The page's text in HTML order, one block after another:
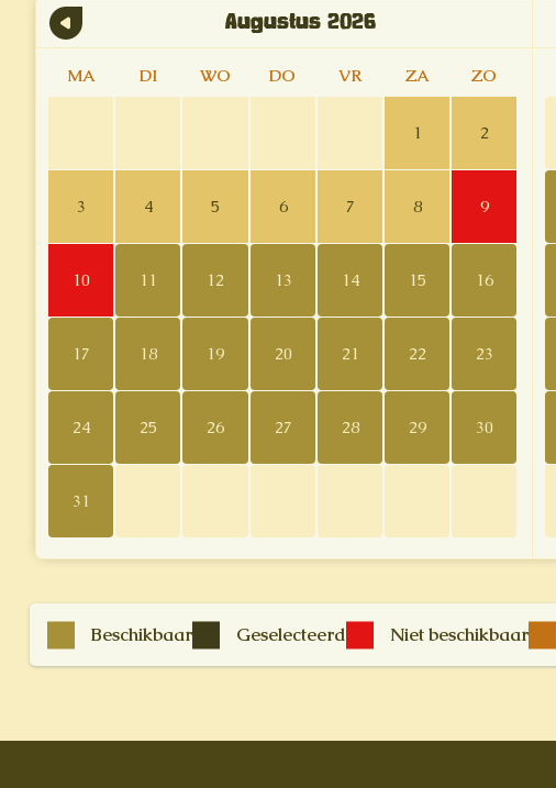
Augustus 2026
MA DI WO DO VR ZA ZO
1 2
3 4 5 6 7 8 9
10 11 12 13 14 15 16
17 18 19 20 21 22 23
24 25 26 27 28 29 30
31
Beschikbaar Geselecteerd Niet beschikbaar